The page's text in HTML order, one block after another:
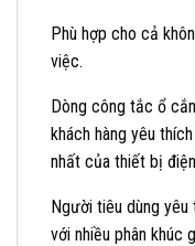
Phù hợp cho cả
việc.
Dòng công tắc ổ
khách hàng yêu
nhất của thiết bị
Người tiêu dùng
với nhiều phân khúc